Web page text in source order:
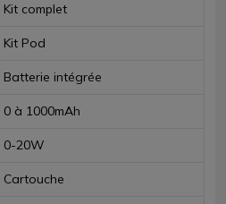
Kit complet
Kit Pod
Batterie intégrée
0 à 1000mAh
0-20W
Cartouche